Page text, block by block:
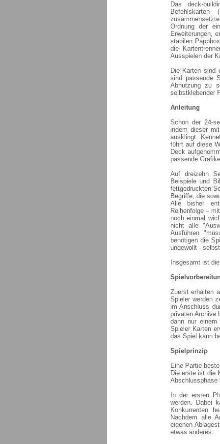
Das deck-
Befehlskarten
Ordnung der
Erweiterungen,
stabilen
die
Ausspielen der
Die Karten sind
sind passende
Abnutzung zu
selbstklebender
Anleitung
Schon der 24-
indem dieser
ausklingt.
führt auf diese
Deck
passende
Auf dreizehn
Beispiele und
fettgedruckten
Begriffe, die
Alle bisher
Reihenfolge –
noch einmal
nicht alle
Ausführen
benötigen die
ungewollt -
Insgesamt ist
Zuerst erhalten
Spieler werden
im Anschluss
privaten Archive
dann nur
Spieler Karten
das Spiel kann
Spielprinzip
Eine Partie
Die erste ist die
Abschlussphase
In der ersten
werden. Dabei
Konkurrenten
Nachdem alle
eigenen
etwas anderes.